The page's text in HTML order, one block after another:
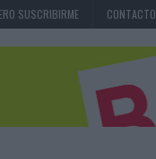
SUSCRIBIRME CONTACTO